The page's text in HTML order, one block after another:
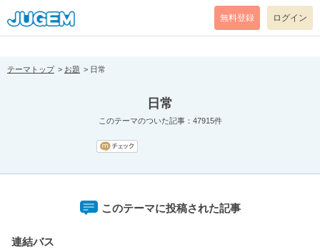
[pear_error: message="Success" code=0 mode=return level=notice
prefix="" info=""]
無料登録 ログイン
テーマトップ お題 日常
日常
このテーマのついた記事：47915件
このテーマに投稿された記事
連結バス